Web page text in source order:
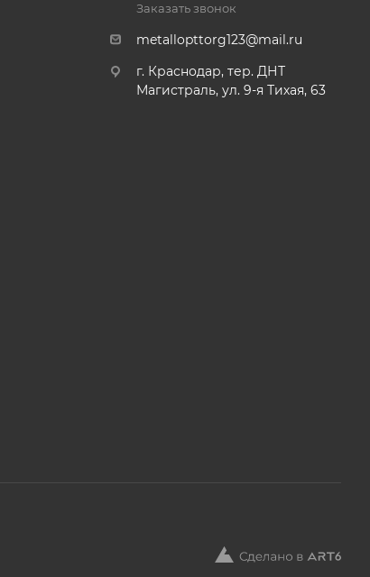
Заказать звонок
metallopttorg123@mail.ru
г. Краснодар, тер. ДНТ
Магистраль, ул. 9-я Тихая, 63